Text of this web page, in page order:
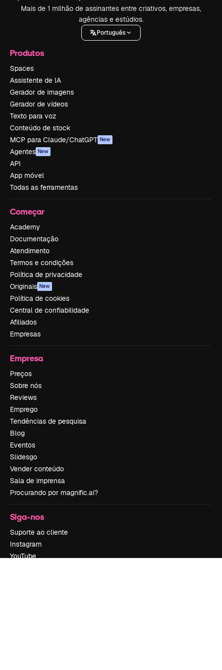
Mais de 1 milhão de assinantes entre criativos, empresas,
agências e estúdios.
Português
Produtos
Spaces
Assistente de IA
Gerador de imagens
Gerador de vídeos
Texto para voz
Conteúdo de stock
MCP para Claude/ChatGPT New
Agentes New
API
App móvel
Todas as ferramentas
Começar
Academy
Documentação
Atendimento
Termos e condições
Política de privacidade
Originais New
Política de cookies
Central de confiabilidade
Afiliados
Empresas
Empresa
Preços
Sobre nós
Reviews
Emprego
Tendências de pesquisa
Blog
Eventos
Slidesgo
Vender conteúdo
Sala de imprensa
Procurando por magnific.ai?
Siga-nos
Suporte ao cliente
Instagram
YouTube